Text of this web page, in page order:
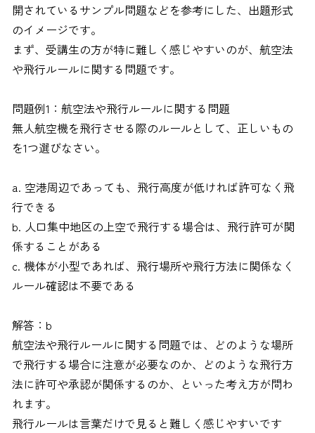
開されているサンプル問題などを参考にした、出題形式
のイメージです。
まず、受講生の方が特に難しく感じやすいのが、航空法
や飛行ルールに関する問題です。
問題例1：航空法や飛行ルールに関する問題
無人航空機を飛行させる際のルールとして、正しいもの
を1つ選びなさい。
a. 空港周辺であっても、飛行高度が低ければ許可なく飛
行できる
b. 人口集中地区の上空で飛行する場合は、飛行許可が関
係することがある
c. 機体が小型であれば、飛行場所や飛行方法に関係なく
ルール確認は不要である
解答：b
航空法や飛行ルールに関する問題では、どのような場所
で飛行する場合に注意が必要なのか、どのような飛行方
法に許可や承認が関係するのか、といった考え方が問わ
れます。
飛行ルールは言葉だけで見ると難しく感じやすいです